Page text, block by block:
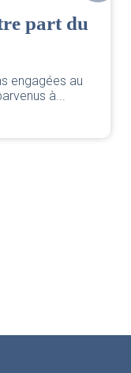
part du
engagées au
à...